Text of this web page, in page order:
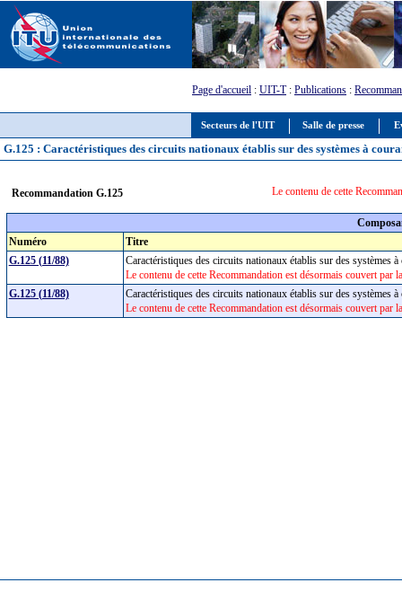
Secteurs de l'UIT Salle de presse
Page d'accueil : UIT-T: Publications :
G.125 : Caractéristiques des circuits nationaux établis sur des systèmes à
Recommandation G.125 Le contenu de cette
Numéro
Titre
G.125 (11/88)
Caractéristiques des circuits nationaux établis sur des systèmes
Le contenu de cette Recommandation est désormais couvert par
G.125 (11/88)
Caractéristiques des circuits nationaux établis sur des systèmes
Le contenu de cette Recommandation est désormais couvert par